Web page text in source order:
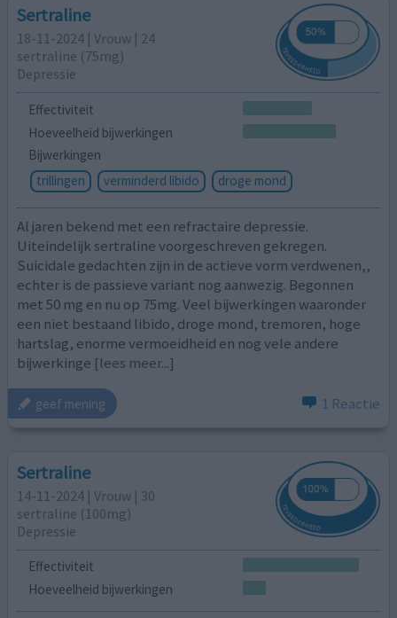
Sertraline
18-11-2024 | Vrouw | 24
sertraline (75mg)
Depressie
Effectiviteit
Hoeveelheid bijwerkingen
Bijwerkingen
trillingen
verminderd libido droge mond
Al jaren bekend met een refractaire depressie.
Uiteindelijk sertraline voorgeschreven gekregen.
Suicidale gedachten zijn in de actieve vorm verdwenen,,
echter is de passieve variant nog aanwezig. Begonnen
met 50 mg en nu op 75mg. Veel bijwerkingen waaronder
een niet bestaand libido, droge mond, tremoren, hoge
hartslag, enorme vermoeidheid en nog vele andere
bijwerkinge [lees meer...]
geef mening 1 Reactie
Sertraline
14-11-2024 | Vrouw | 30
sertraline (100mg)
Depressie
Effectiviteit
Hoeveelheid bijwerkingen